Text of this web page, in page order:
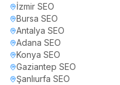
İzmir SEO
Bursa SEO
Antalya SEO
Adana SEO
Konya SEO
Gaziantep SEO
Şanlıurfa SEO